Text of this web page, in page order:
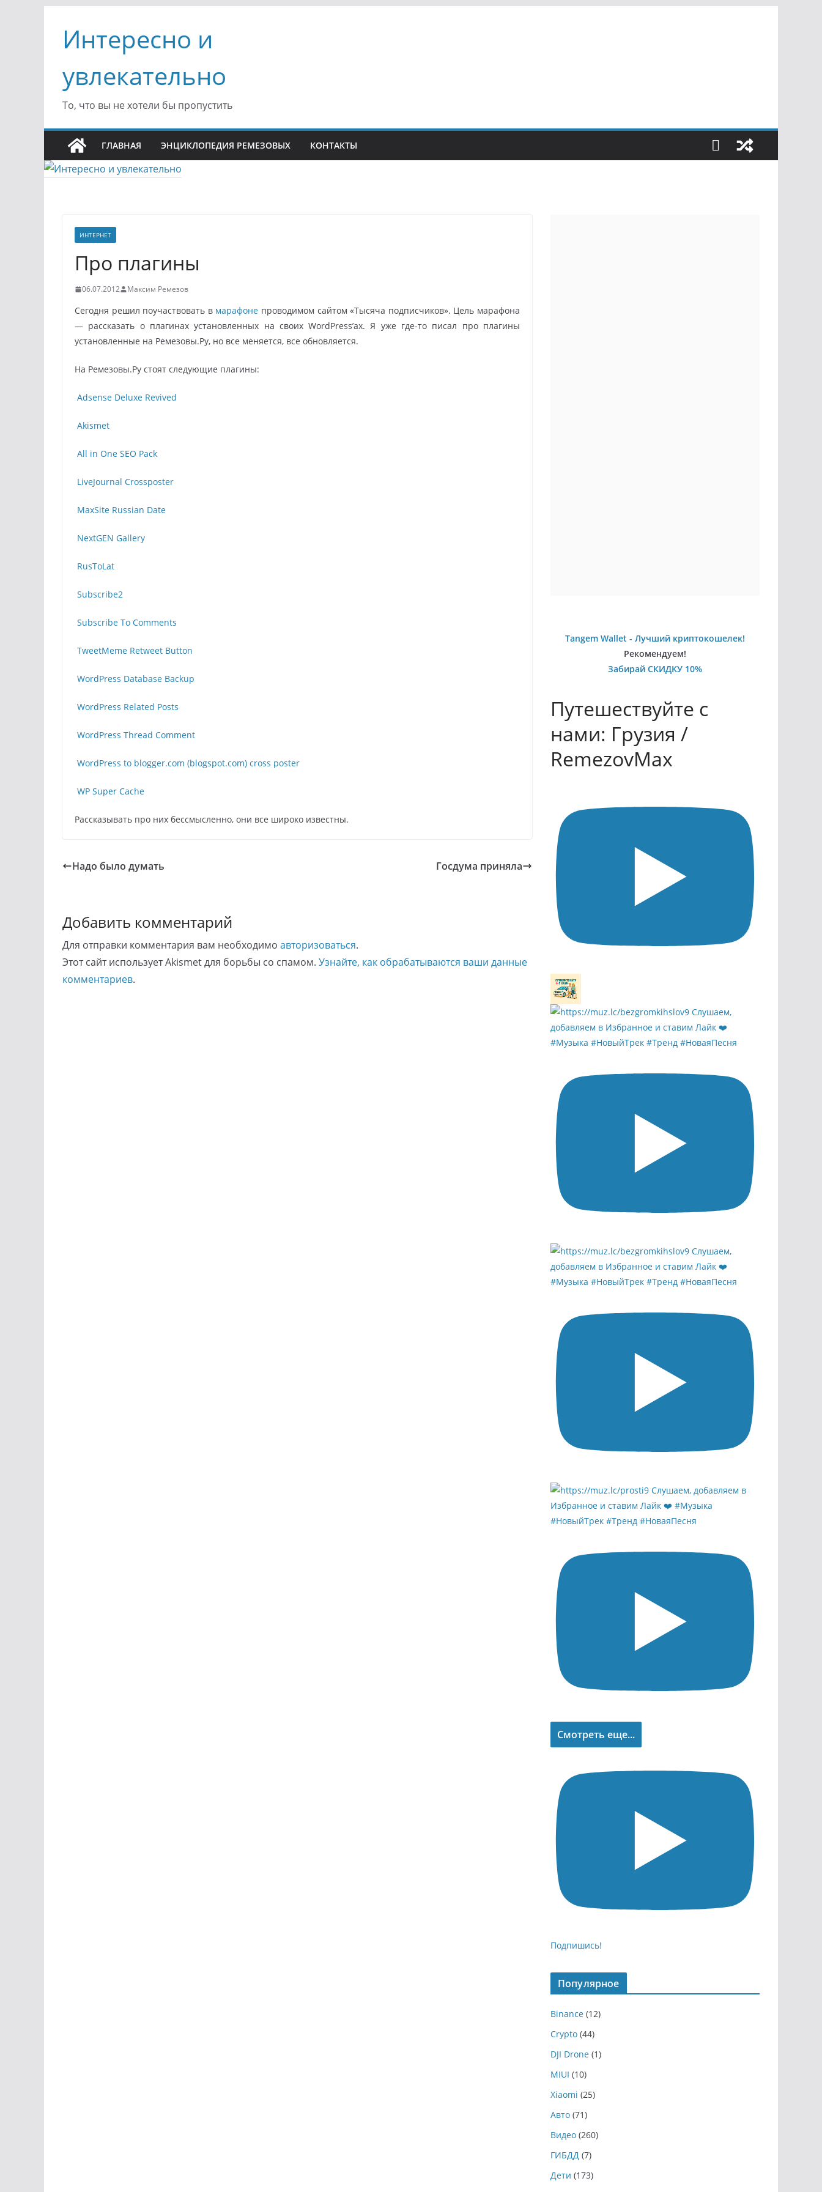
содержимому
Интересно и
увлекательно
То, что вы не хотели бы пропустить
ГЛАВНАЯ ЭНЦИКЛОПЕДИЯ РЕМЕЗОВЫХ КОНТАКТЫ
ИНТЕРНЕТ
Про плагины
06.07.2012 Максим Ремезов
Сегодня решил поучаствовать в марафоне проводимом сайтом «Тысяча подписчиков». Цель марафона
— рассказать о плагинах установленных на своих WordPress’ах. Я уже где-то писал про плагины
установленные на Ремезовы.Ру, но все меняется, все обновляется.
На Ремезовы.Ру стоят следующие плагины:
Adsense Deluxe Revived
Akismet
All in One SEO Pack
LiveJournal Crossposter
MaxSite Russian Date
NextGEN Gallery
RusToLat
Subscribe2
Subscribe To Comments
TweetMeme Retweet Button
WordPress Database Backup
WordPress Related Posts
WordPress Thread Comment
WordPress to blogger.com (blogspot.com) cross poster
WP Super Cache
Рассказывать про них бессмысленно, они все широко известны.
Надо было думать Госдума приняла
Добавить комментарий
Для отправки комментария вам необходимо авторизоваться.
Этот сайт использует Akismet для борьбы со спамом. Узнайте, как обрабатываются ваши данные
комментариев.
Tangem Wallet - Лучший криптокошелек!
Рекомендуем!
Забирай СКИДКУ 10%
Путешествуйте с
нами: Грузия /
RemezovMax
Смотреть еще...
Подпишись!
Популярное
Binance (12)
Crypto (44)
DJI Drone (1)
MIUI (10)
Xiaomi (25)
Авто (71)
Видео (260)
ГИБДД (7)
Дети (173)